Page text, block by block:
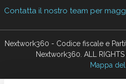
Contatta il nostro team per
Nextwork360 - Codice fiscale e
Nextwork360. ALL RIGHTS
Mappa